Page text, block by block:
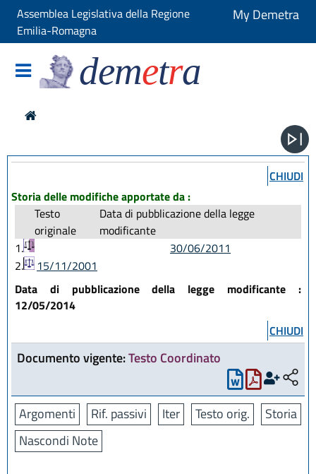
Assemblea Legislativa della Regione
Emilia-Romagna
My Demetra
demetra
CHIUDI
Storia delle modifiche apportate da :
Testo
originale
Data di pubblicazione della legge
modificante
1.
30/06/2011
2.
15/11/2001
Data di pubblicazione della legge modificante :
12/05/2014
CHIUDI
Documento vigente:Testo Coordinato
Argomenti Rif. passivi Iter Testo orig.
Storia
Nascondi Note